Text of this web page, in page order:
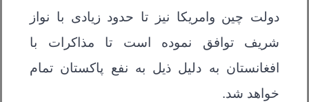
دولت چین وامریکا نیز تا حدود زیادی با نواز
شریف توافق نموده است تا مذاکرات با
افغانستان به دلیل ذیل به نفع پاکستان تمام
خواهد شد.